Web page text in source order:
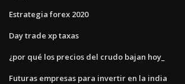
Estrategia forex 2020
Day trade xp taxas
¿por qué los precios del crudo bajan hoy_
Futuras empresas para invertir en la india